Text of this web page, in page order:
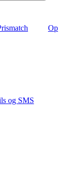
Op
og SMS